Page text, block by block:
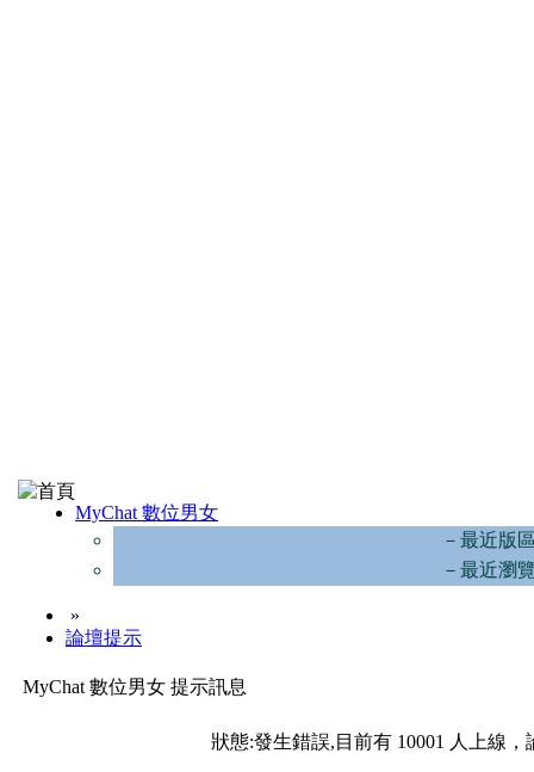
MyChat 數位男女
－最近版
－最近瀏
»
論壇提示
MyChat 數位男女 提示訊息
狀態:發生錯誤,目前有 10001 人上線